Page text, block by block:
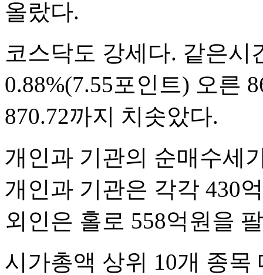
올랐다.
코스닥도 강세다. 같은시
0.88%(7.55포인트) 오른
870.72까지 치솟았다.
개인과 기관의 순매수세
개인과 기관은 각각 430
외인은 홀로 558억원을
시가총액 상위 10개 종